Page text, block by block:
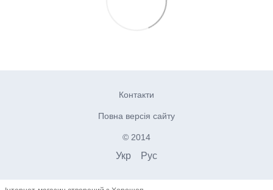
Контакти
Повна версія сайту
© 2014
Укр Рус